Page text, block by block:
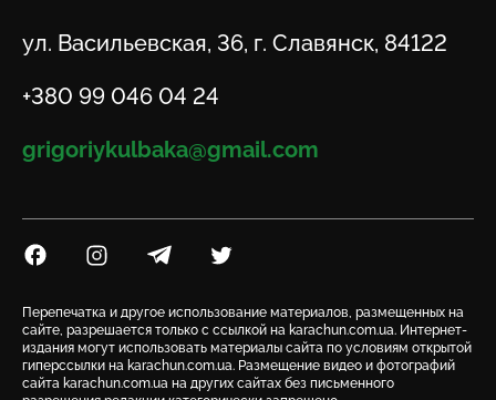
Адрес
ул. Васильевская, 36, г. Славянск, 84122
Телефон
+380 99 046 04 24
Email
grigoriykulbaka@gmail.com
Посилання на Facebook
Посилання на Instagram
Посилання на Telegram
Посилання на Twitter
Перепечатка и другое использование материалов, размещенных на
сайте, разрешается только с ссылкой на karachun.com.ua. Интернет-
издания могут использовать материалы сайта по условиям открытой
гиперссылки на karachun.com.ua. Размещение видео и фотографий
сайта karachun.com.ua на других сайтах без письменного